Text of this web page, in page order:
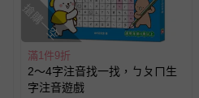
搶購一空
滿1件9折
2～4字注音找一找，ㄅㄆㄇ生
字注音遊戲